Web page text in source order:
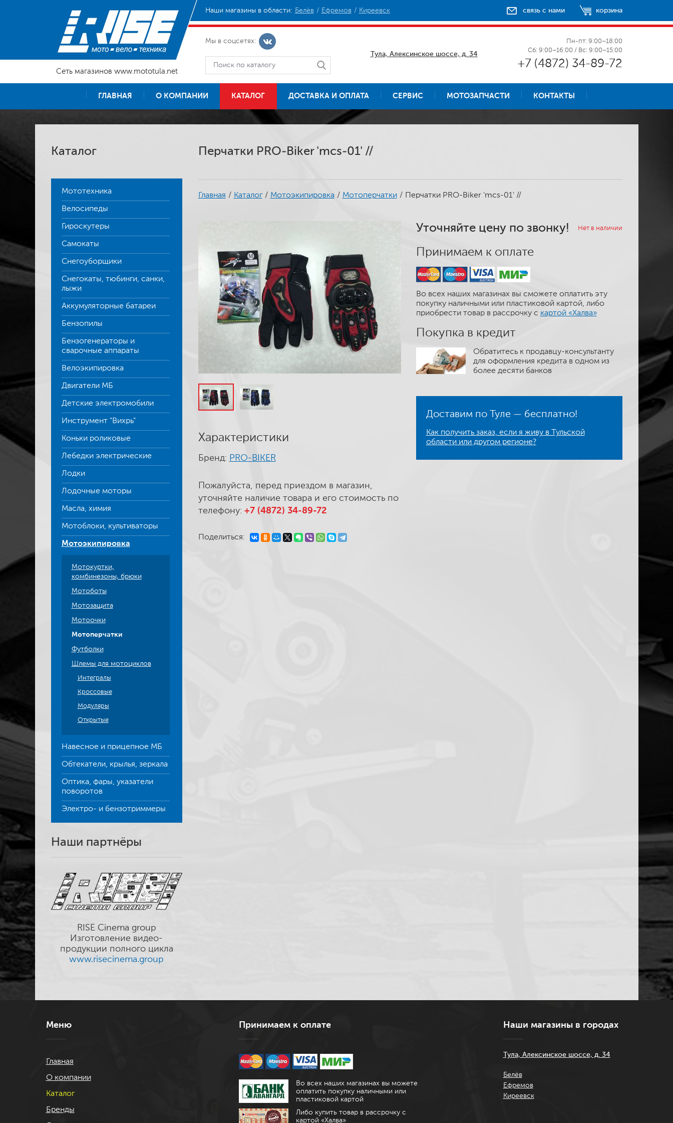
Сеть магазинов www.mototula.net
Наши магазины в области: Белёв Ефремов Киреевск корзина
связь с нами
Мы в соцсетях:
Тула, Алексинское шоссе, д. 34
Пн-пт: 9:00–18:00
Сб: 9:00–16:00 / Вс: 9:00–15:00
+7 (4872) 34-89-72
ГЛАВНАЯ О КОМПАНИИ КАТАЛОГ ДОСТАВКА И ОПЛАТА СЕРВИС МОТОЗАПЧАСТИ КОНТАКТЫ
Каталог
Мототехника
Велосипеды
Гироскутеры
Самокаты
Снегоуборщики
Снегокаты, тюбинги, санки,
лыжи
Аккумуляторные батареи
Бензопилы
Бензогенераторы и
сварочные аппараты
Велоэкипировка
Двигатели МБ
Детские электромобили
Инструмент "Вихрь"
Коньки роликовые
Лебедки электрические
Лодки
Лодочные моторы
Масла, химия
Мотоблоки, культиваторы
Мотоэкипировка
Мотокуртки,
комбинезоны, брюки
Мотоботы
Мотозащита
Мотоочки
Мотоперчатки
Футболки
Шлемы для мотоциклов
Интегралы
Кроссовые
Модуляры
Открытые
Навесное и прицепное МБ
Обтекатели, крылья, зеркала
Оптика, фары, указатели
поворотов
Электро- и бензотриммеры
Наши партнёры
RISE Cinema group
Изготовление видео-
продукции полного цикла
www.risecinema.group
Перчатки PRO-Biker 'mcs-01' //
Главная / Каталог / Мотоэкипировка / Мотоперчатки / Перчатки PRO-Biker 'mcs-01' //
Характеристики
Бренд: PRO-BIKER
Пожалуйста, перед приездом в магазин,
уточняйте наличие товара и его стоимость по
телефону: +7 (4872) 34-89-72
Поделиться:
Уточняйте цену по звонку! Нет в наличии
Принимаем к оплате
Во всех наших магазинах вы сможете оплатить эту
покупку наличными или пластиковой картой, либо
приобрести товар в рассрочку с картой «Халва»
Покупка в кредит
Обратитесь к продавцу-консультанту
для оформления кредита в одном из
более десяти банков
Доставим по Туле — бесплатно!
Как получить заказ, если я живу в Тульской
области или другом регионе?
Меню
Главная
О компании
Каталог
Бренды
Принимаем к оплате
Во всех наших магазинах вы можете
оплатить покупку наличными или
пластиковой картой
Либо купить товар в рассрочку с
картой «Халва»
Наши магазины в городах
Тула, Алексинское шоссе, д. 34
Белёв
Ефремов
Киреевск